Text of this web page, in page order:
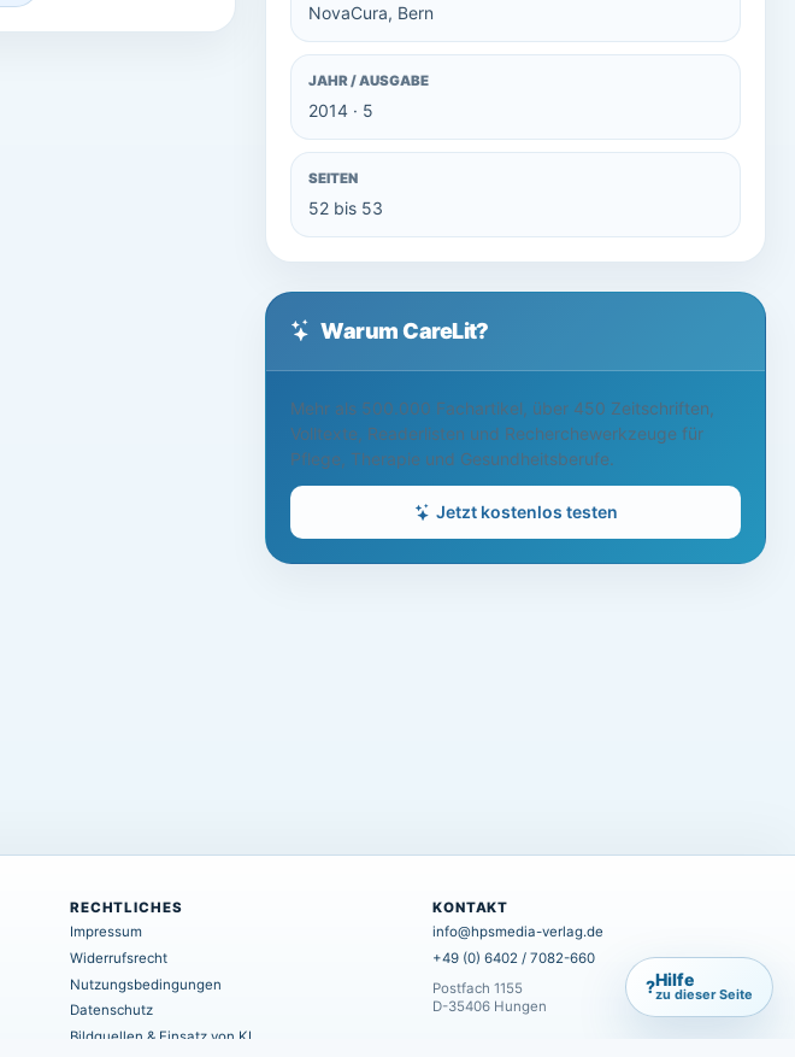
NovaCura, Bern
JAHR / AUSGABE
2014 · 5
SEITEN
52 bis 53
Warum CareLit?
Mehr als 500.000 Fachartikel, über 450 Zeitschriften,
Volltexte, Readerlisten und Recherchewerkzeuge für
Pflege, Therapie und Gesundheitsberufe.
Jetzt kostenlos testen
RECHTLICHES
Impressum
Widerrufsrecht
Nutzungsbedingungen
Datenschutz
Bildquellen & Einsatz von KI
KONTAKT
info@hpsmedia-verlag.de
+49 (0) 6402 / 7082-660
Postfach 1155
D-35406 Hungen
?Hilfe
zu dieser Seite